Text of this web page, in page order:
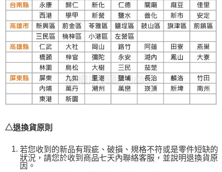
△退換貨原則
若您收到的新品有瑕疵、破損、規格不符或是零件短缺的
狀況，請您於收到商品七天內聯絡客服，並說明退換貨原
因。